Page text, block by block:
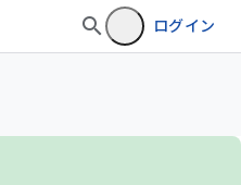
ログイン